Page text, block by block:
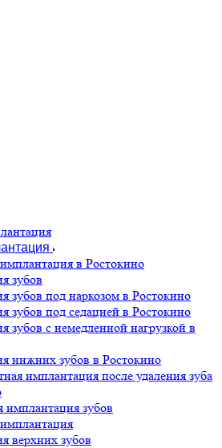
в Ростокино
зубов
зубов под наркозом в Ростокино
зубов под седацией в Ростокино
зубов с немедленной нагрузкой в
нижних зубов в Ростокино
имплантация после удаления зуба
имплантация зубов
верхних зубов